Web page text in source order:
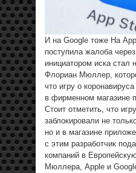
И на Google тоже На
поступила жалоба
инициатором иска стал
Флориан Мюллер,
что игру о
в фирменном магазине
Стоит отметить, что
заблокировали не
но и в магазине
с этим разработчик
компаний в
Мюллера, Apple и